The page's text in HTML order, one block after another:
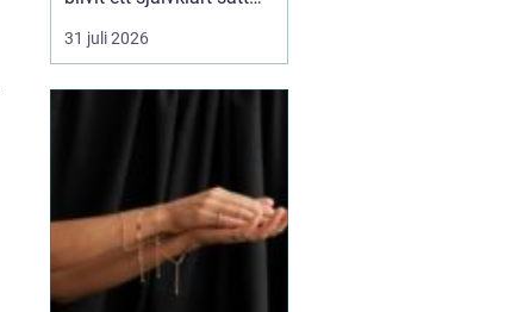
att visa omtanke, fira
stora händelser eller
svårt att formulera i ord.
sekunder, oavsett om
mottagaren befinner sig
på konto...
31 juli 2026